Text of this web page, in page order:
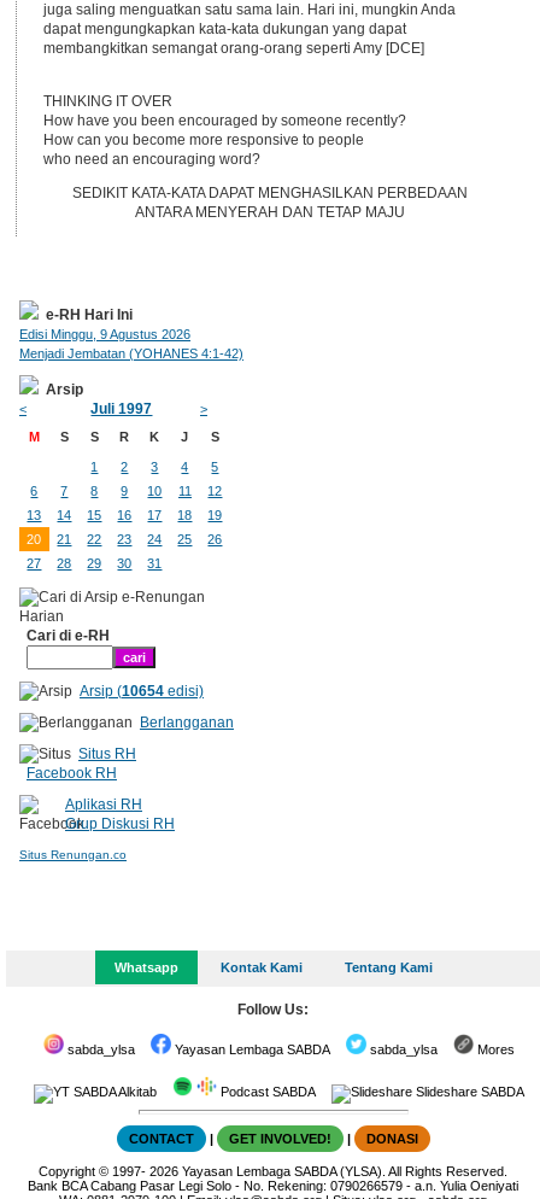
juga saling menguatkan satu sama lain. Hari ini, mungkin Anda
dapat mengungkapkan kata-kata dukungan yang dapat
membangkitkan semangat orang-orang seperti Amy [DCE]
THINKING IT OVER
How have you been encouraged by someone recently?
How can you become more responsive to people
who need an encouraging word?
SEDIKIT KATA-KATA DAPAT MENGHASILKAN PERBEDAAN
ANTARA MENYERAH DAN TETAP MAJU
e-RH Hari Ini
Edisi Minggu, 9 Agustus 2026
Menjadi Jembatan (YOHANES 4:1-42)
Arsip
< Juli 1997
>
M
S S R K J S
1 2 3 4
5
6
7 8 9 10 11
12
13
14 15 16 17 18
19
20
21 22 23 24 25
26
27
28 29 30 31
Cari di e-RH
Arsip (10654edisi)
Berlangganan
Situs RH
Facebook RH
Aplikasi RH
Grup Diskusi RH
Situs Renungan.co
Whatsapp Kontak Kami Tentang Kami
Follow Us:
sabda_ylsa Yayasan Lembaga SABDA sabda_ylsa Mores
SABDA Alkitab Podcast SABDA Slideshare SABDA
CONTACT | GET INVOLVED! | DONASI
Copyright © 1997-2026Yayasan Lembaga SABDA (YLSA). All Rights Reserved.
Bank BCA Cabang Pasar Legi Solo - No. Rekening: 0790266579 - a.n. Yulia Oeniyati